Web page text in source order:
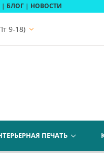
| БЛОГ | НОВОСТИ
9-18)
ПЕЧАТЬ